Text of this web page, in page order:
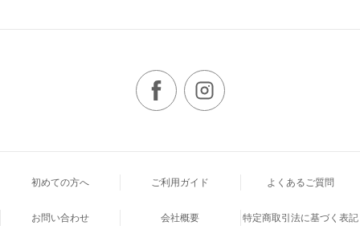
初めての方へ ご利用ガイド よくあるご質問
お問い合わせ 会社概要 特定商取引法に基づく表記